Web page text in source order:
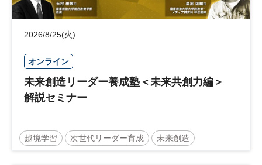
2026/8/25(火)
オンライン
未来創造リーダー養成塾＜未来共創力編＞
解説セミナー
越境学習 次世代リーダー育成 未来創造